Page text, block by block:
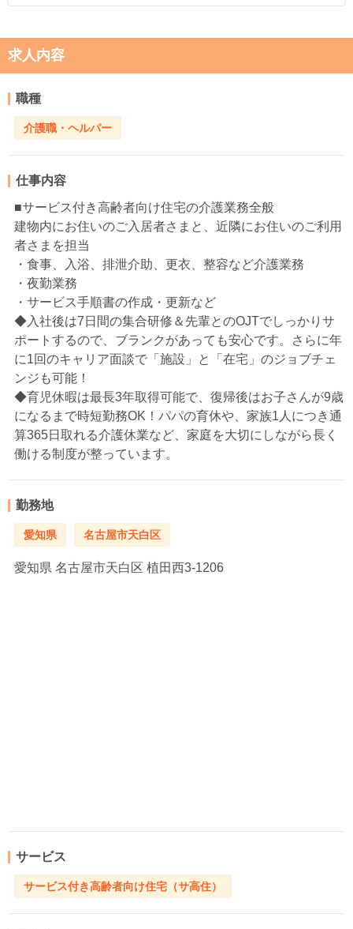
求人内容
職種
介護職・ヘルパー
仕事内容
■サービス付き高齢者向け住宅の介護業務全般
建物内にお住いのご入居者さまと、近隣にお住いのご利用
者さまを担当
・食事、入浴、排泄介助、更衣、整容など介護業務
・夜勤業務
・サービス手順書の作成・更新など
◆入社後は7日間の集合研修＆先輩とのOJTでしっかりサ
ポートするので、ブランクがあっても安心です。さらに年
に1回のキャリア面談で「施設」と「在宅」のジョブチェ
ンジも可能！
◆育児休暇は最長3年取得可能で、復帰後はお子さんが9歳
になるまで時短勤務OK！パパの育休や、家族1人につき通
算365日取れる介護休業など、家庭を大切にしながら長く
働ける制度が整っています。
勤務地
愛知県 名古屋市天白区
愛知県 名古屋市天白区 植田西3-1206
サービス
サービス付き高齢者向け住宅（サ高住）